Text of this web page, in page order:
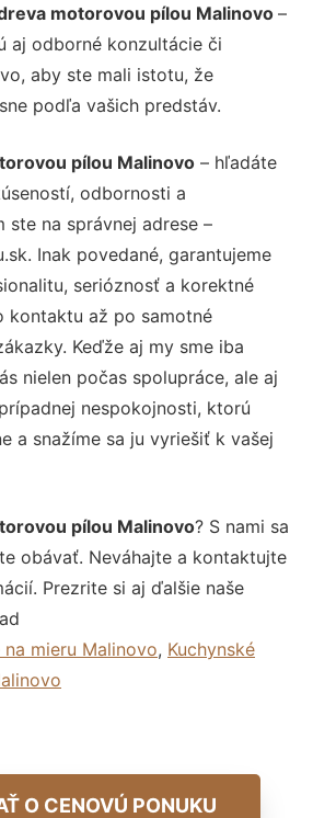
motorovou pílou Malinovo –
aj odborné konzultácie či
aby ste mali istotu, že
podľa vašich predstáv.
pílou Malinovo – hľadáte
odbornosti a
ste na správnej adrese –
Inak povedané, garantujeme
serióznosť a korektné
kontaktu až po samotné
Keďže aj my sme iba
nielen počas spolupráce, ale aj
nespokojnosti, ktorú
a snažíme sa ju vyriešiť k vašej
pílou Malinovo? S nami sa
obávať. Neváhajte a kontaktujte
Prezrite si aj ďalšie naše
mieru Malinovo, Kuchynské
O CENOVÚ PONUKU